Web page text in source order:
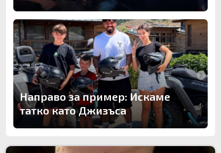
Направо за пример: Искаме
татко като Джизъса